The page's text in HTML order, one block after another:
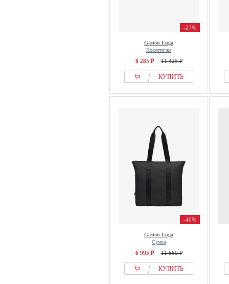
-27%
Gaston Luga
Косметичка
8 285 ₽ 11 425 ₽
КУПИТЬ
-40%
Gaston Luga
Сумка
6 995 ₽ 11 660 ₽
КУПИТЬ